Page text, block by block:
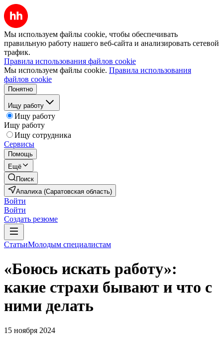
Мы используем файлы cookie, чтобы обеспечивать
правильную работу нашего веб-сайта и анализировать сетевой
трафик.
Правила использования файлов cookie
Мы используем файлы cookie. Правила использования
файлов cookie
Понятно
Ищу работу
Ищу работу
Ищу работу
Ищу сотрудника
Сервисы
Помощь
Ещё
Поиск
Апалиха (Саратовская область)
Войти
Войти
Создать резюме
СтатьиМолодым специалистам
«Боюсь искать работу»:
какие страхи бывают и что с
ними делать
15 ноября 2024